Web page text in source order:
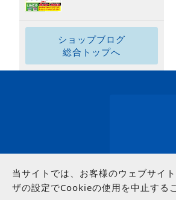
ショップブログ
総合トップへ
当サイトでは、お客様のウェブサイ
ザの設定でCookieの使用を中止する